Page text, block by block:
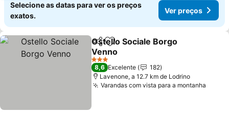
Selecione as datas para ver os preços
exatos.
Ver preços
PartilharAdicionar aos favoritos
Ostello Sociale Borgo
Venno
Ver preços
3 Estrelas
8,6 Excelente
182
Lavenone, a 12.7 km de Lodrino
Varandas com vista para a montanha